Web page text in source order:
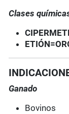
Clases
Ganado
Bovinos